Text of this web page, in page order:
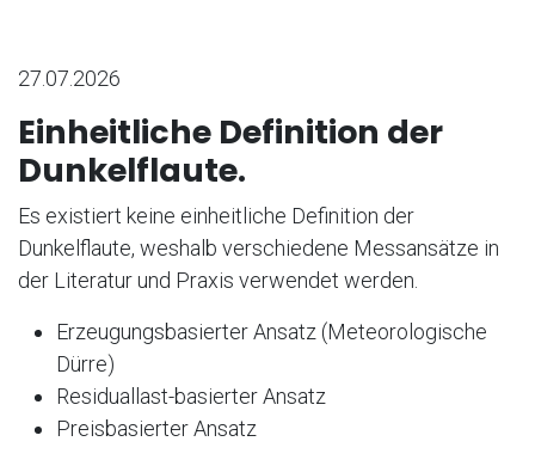
27.07.2026
Einheitliche Definition der
Dunkelflaute.
Es existiert keine einheitliche Definition der
Dunkelflaute, weshalb verschiedene Messansätze in
der Literatur und Praxis verwendet werden.
Erzeugungsbasierter Ansatz (Meteorologische
Dürre)
Residuallast-basierter Ansatz
Preisbasierter Ansatz